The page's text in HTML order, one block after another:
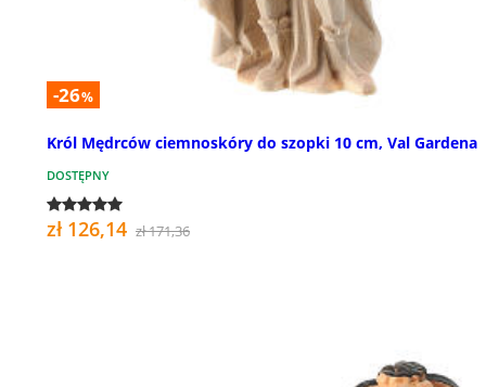
-26%
Król Mędrców ciemnoskóry do szopki 10 cm, Val Gardena
DOSTĘPNY
zł 126,14 zł 171,36